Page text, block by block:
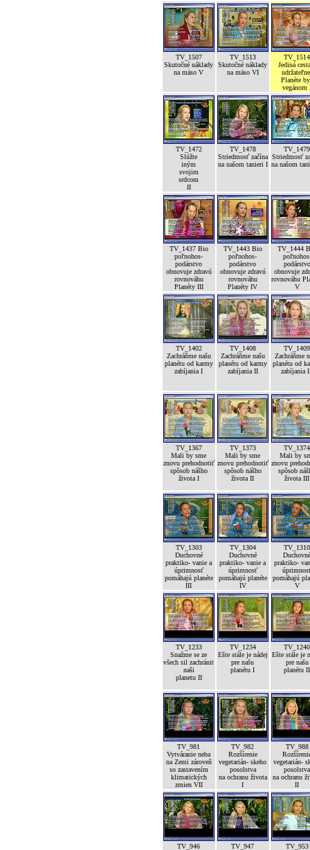
TV_1507
Skutočné náklady
na mäso V
TV_1513
Skutočné náklady
na mäso VI
TV_1514
Jediná
Planéte
vegánom
TV_1472
Slúžte
iným
svojim
srdcom
II
TV_1478
Striedmosť začína
na našom tanieri I
TV_1479
Striedmosť
na našom
TV_1437 Bio
poľnohos-
podárstvo
obnovuje zdravú
rovnováhu
Planéty III
TV_1443 Bio
poľnohos-
podárstvo
obnovuje zdravú
rovnováhu
Planéty IV
TV_1444
podárstvo
obnovuje
rovnováhu
V
TV_1402
Zachráňme našu
planétu od karmy
zabíjania I
TV_1408
Zachráňme našu
planétu od karmy
zabíjania II
TV_1409
Zachráňme
planétu od
zabíjania
TV_1367
Mali by sme
znovu prehodnotiť
spôsob nášho
života I
TV_1373
Mali by sme
znovu prehodnotiť
spôsob nášho
života II
TV_1374
Mali by
znovu
spôsob
života III
TV_1303
Duchovné
praktiko- vanie a
úprimnosť
pomáhajú planéte
III
TV_1304
Duchovné
praktiko- vanie a
úprimnosť
pomáhajú planéte
IV
TV_1310
praktiko-
pomáhajú
V
TV_1233
Snažme se ze
všech sil zachránit
naši
planetu II
TV_1234
Ešte stále je nádej
pre našu
planétu I
TV_1240
Ešte stále je
pre našu
planétu II
TV_981
Vytváranie neba
na Zemi zároveň
so zastavením
klimatických
zmien VII
TV_982
Rozšírenie
vegetarián- skeho
posolstva
na ochranu života
I
TV_988
vegetarián-
posolstva
na ochranu
II
TV_946 TV_947 TV_953